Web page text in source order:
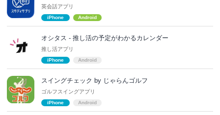
英会話アプリ
iPhone Android
オシタス - 推し活の予定がわかるカレンダー
推し活アプリ
iPhone Android
スイングチェック by じゃらんゴルフ
ゴルフスイングアプリ
iPhone Android